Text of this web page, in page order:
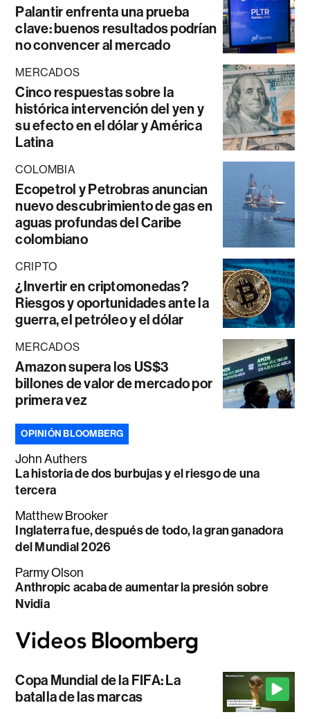
Palantir enfrenta una prueba
clave: buenos resultados podrían
no convencer al mercado
MERCADOS
Cinco respuestas sobre la
histórica intervención del yen y
su efecto en el dólar y América
Latina
COLOMBIA
Ecopetrol y Petrobras anuncian
nuevo descubrimiento de gas en
aguas profundas del Caribe
colombiano
CRIPTO
¿Invertir en criptomonedas?
Riesgos y oportunidades ante la
guerra, el petróleo y el dólar
MERCADOS
Amazon supera los US$3
billones de valor de mercado por
primera vez
OPINIÓN BLOOMBERG
John Authers
La historia de dos burbujas y el riesgo de una
tercera
Matthew Brooker
Inglaterra fue, después de todo, la gran ganadora
del Mundial 2026
Parmy Olson
Anthropic acaba de aumentar la presión sobre
Nvidia
Copa Mundial de la FIFA: La
batalla de las marcas